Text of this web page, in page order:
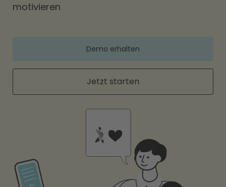
motivieren
Demo erhalten
Jetzt starten